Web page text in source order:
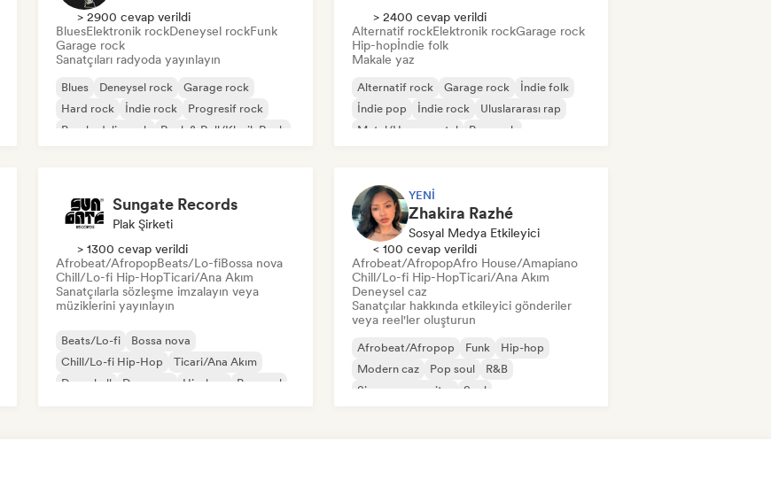
> 2900 cevap verildi
BluesElektronik rockDeneysel rockFunk
Garage rock
Sanatçıları radyoda yayınlayın
Blues Deneysel rock
Garage rock
Hard rock
İndie rock
Progresif rock
Psychedelic rock
Rock & Roll/Klasik Rock
> 2400 cevap verildi
Alternatif rockElektronik rockGarage rock
Hip-hopİndie folk
Makale yaz
Alternatif rock Garage rock
İndie folk
İndie pop
İndie rock
Uluslararası rap
Metal/Heavy metal
Pop rock
Sungate Records
Plak Şirketi
> 1300 cevap verildi
Afrobeat/AfropopBeats/Lo-fiBossa nova
Chill/Lo-fi Hip-HopTicari/Ana Akım
Sanatçılarla sözleşme imzalayın veya
müziklerini yayınlayın
Beats/Lo-fi
Bossa nova
Chill/Lo-fi Hip-Hop
Ticari/Ana Akım
Dancehall
Dans pop Hip-hop Pop soul
YENI
Zhakira Razhé
Sosyal Medya Etkileyici
< 100 cevap verildi
Afrobeat/AfropopAfro House/Amapiano
Chill/Lo-fi Hip-HopTicari/Ana Akım
Deneysel caz
Sanatçılar hakkında etkileyici gönderiler
veya reel'ler oluşturun
Afrobeat/Afropop Funk
Hip-hop
Modern caz
Pop soul
R&B
Singer-songwriter
Soul